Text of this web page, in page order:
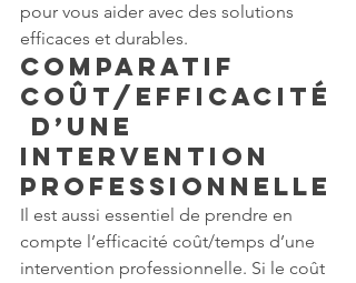
pour vous aider avec des solutions
efficaces et durables.
Comparatif
coût/efficacité
d’une
intervention
professionnelle
Il est aussi essentiel de prendre en
compte l’efficacité coût/temps d’une
intervention professionnelle. Si le coût